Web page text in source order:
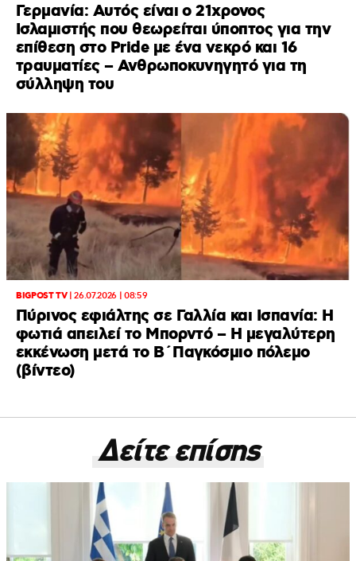
Γερμανία: Αυτός είναι ο 21χρονος
Ισλαμιστής που θεωρείται ύποπτος για την
επίθεση στο Pride με ένα νεκρό και 16
τραυματίες – Ανθρωποκυνηγητό για τη
σύλληψη του
BIGPOST TV|26.07.2026 | 08:59
Πύρινος εφιάλτης σε Γαλλία και Ισπανία: Η
φωτιά απειλεί το Μπορντό – H μεγαλύτερη
εκκένωση μετά το Β΄Παγκόσμιο πόλεμο
(βίντεο)
Δείτε επίσης